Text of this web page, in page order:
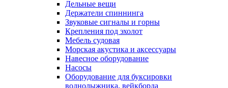
Дельные вещи
Держатели спиннинга
Звуковые сигналы и горны
Крепления под эхолот
Мебель судовая
Морская акустика и аксессуары
Навесное оборудование
Насосы
Оборудование для буксировки
воднолыжника, вейкборда